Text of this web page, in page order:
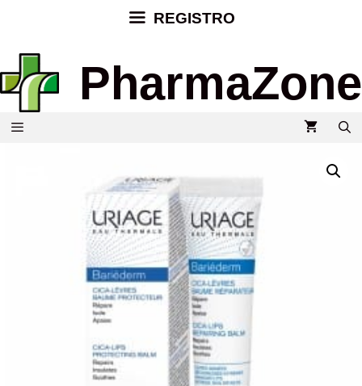
REGISTRO
PharmaZone